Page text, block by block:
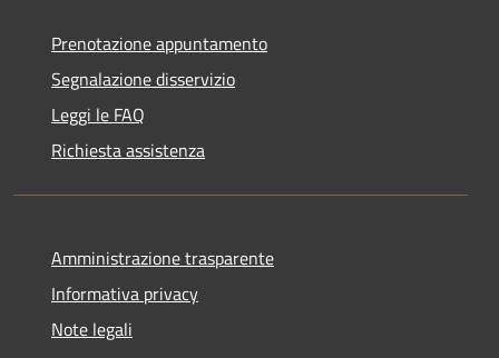
Prenotazione appuntamento
Segnalazione disservizio
Leggi le FAQ
Richiesta assistenza
Amministrazione trasparente
Informativa privacy
Note legali